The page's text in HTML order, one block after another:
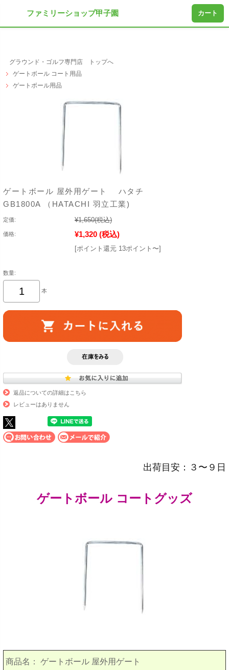
グラウンド・ゴルフ専門店 トップへ
ゲートボール コート用品
ゲートボール用品
ゲートボール 屋外用ゲート ハタチ
GB1800A （HATACHI 羽立工業)
定価: ¥1,650(税込)
価格: ¥1,320 (税込)
[ポイント還元 13ポイント〜]
数量:
本
返品についての詳細はこちら
レビューはありません
出荷目安：３〜９日
ゲートボール コートグッズ
商品名： ゲートボール 屋外用ゲート
ファミリーショップ甲子園 カート